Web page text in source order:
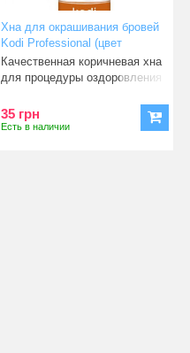
Хна для окрашивания бровей
Kodi Professional (цвет
коричневый) 5 г
Качественная коричневая хна
для процедуры оздоровления
35 грн
Есть в наличии